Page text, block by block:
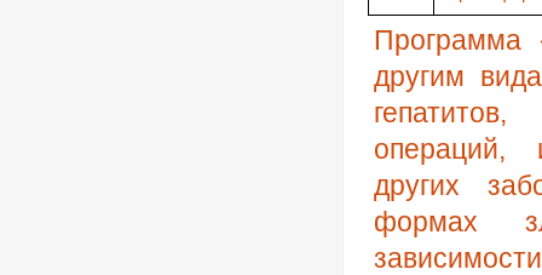
Программа
другим
операций,
других
формах